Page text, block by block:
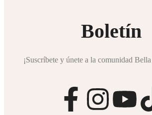
Boletín
¡Suscríbete y únete a la comunidad